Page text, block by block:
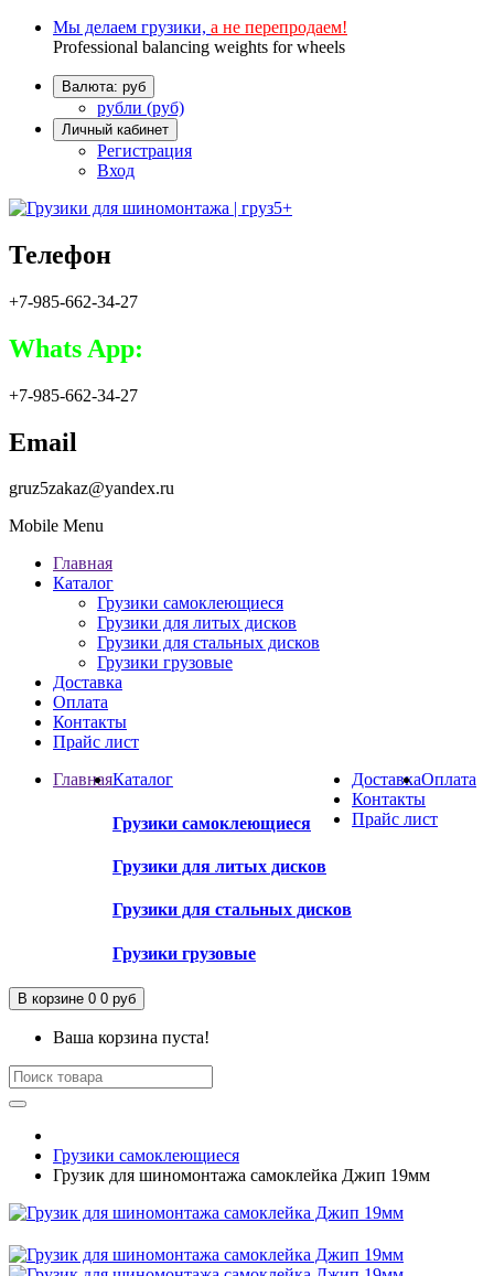
Мы делаем грузики, а не перепродаем!
Professional balancing weights for wheels
Валюта: руб
рубли (руб)
Личный кабинет
Регистрация
Вход
Телефон
+7-985-662-34-27
Whats App:
+7-985-662-34-27
Email
gruz5zakaz@yandex.ru
Mobile Menu
Главная
Каталог
Грузики самоклеющиеся
Грузики для литых дисков
Грузики для стальных дисков
Грузики грузовые
Доставка
Оплата
Контакты
Прайс лист
ГлавнаяКаталог
Грузики самоклеющиеся
Грузики для литых дисков
Грузики для стальных дисков
Грузики грузовые
ДоставкаОплата
Контакты
Прайс лист
В корзине 0 0 руб
Ваша корзина пуста!
Грузики самоклеющиеся
Грузик для шиномонтажа самоклейка Джип 19мм